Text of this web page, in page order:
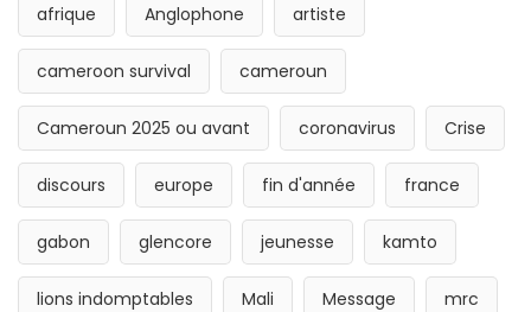
afrique Anglophone artiste
cameroon survival cameroun
Cameroun 2025 ou avant coronavirus Crise
discours europe fin d'année france
gabon glencore jeunesse kamto
lions indomptables Mali Message mrc